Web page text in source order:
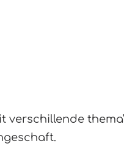
verschillende